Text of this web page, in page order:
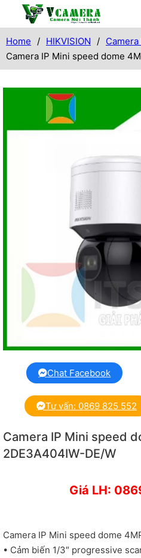
Home / HIKVISION /
Camera IP Mini speed dome
Chat Facebook
Tư vấn: 0869 825 552
Camera IP Mini speed
2DE3A404IW-DE/W
Giá LH:
Camera IP Mini speed dome
• Cảm biến 1/3″ progressive